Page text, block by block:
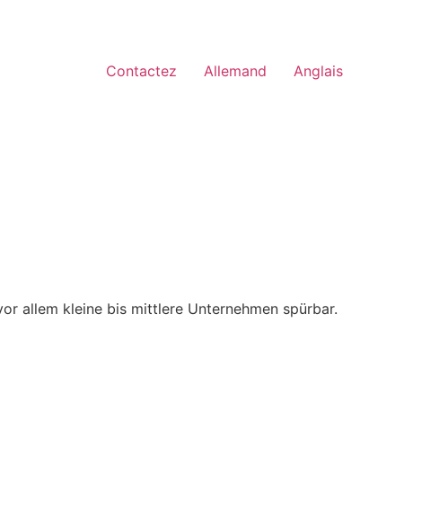
Contactez
Allemand Anglais
allem kleine bis mittlere Unternehmen spürbar.